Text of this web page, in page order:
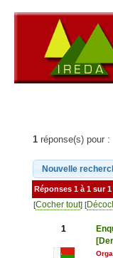
1 réponse(s) pour :
Réponses 1 à 1 sur 1
[Cocher tout] [
1